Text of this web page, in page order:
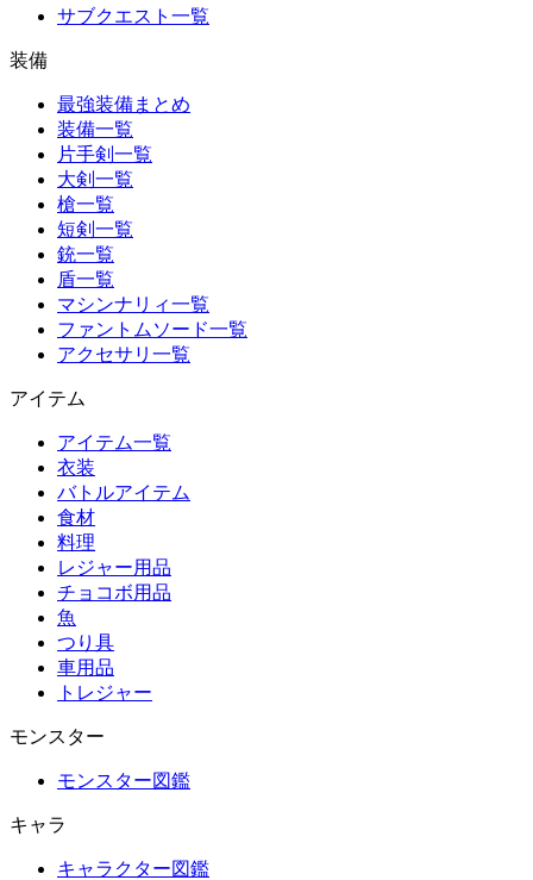
サブクエスト一覧
装備
最強装備まとめ
装備一覧
片手剣一覧
大剣一覧
槍一覧
短剣一覧
銃一覧
盾一覧
マシンナリィ一覧
ファントムソード一覧
アクセサリ一覧
アイテム
アイテム一覧
衣装
バトルアイテム
食材
料理
レジャー用品
チョコボ用品
魚
つり具
車用品
トレジャー
モンスター
モンスター図鑑
キャラ
キャラクター図鑑